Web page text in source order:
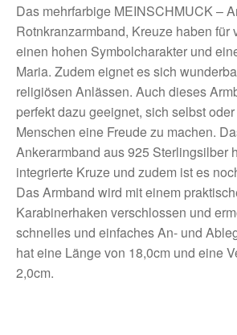
Das mehrfarbige MEINSCHMUCK –
Rotnkranzarmband, Kreuze haben für
einen hohen Symbolcharakter und
Maria. Zudem eignet es sich
religiösen Anlässen. Auch dieses
perfekt dazu geeignet, sich selbst
Menschen eine Freude zu machen.
Ankerarmband aus 925 Sterlingsilber
integrierte Kruze und zudem ist es
Das Armband wird mit einem
Karabinerhaken verschlossen und
schnelles und einfaches An- und
hat eine Länge von 18,0cm und eine
2,0cm.